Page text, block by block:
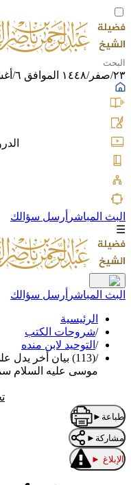
٢٣/صفر/١٤٤٨ الموافق ٦/أغسطس/٢٠٢٦
البث المباشر أرسل سؤالك
☰
البث المباشر أرسل سؤالك
الرئيسية
/شروحات الكتب
/ التوحيد لابن منده
/
(113) بيان أخر
موسى عليه السلام
طباعة ►
مشاركة ►
الإبلاغ ►